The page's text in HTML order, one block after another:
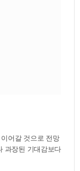
어갈 것으로 전망
과장된 기대감보다